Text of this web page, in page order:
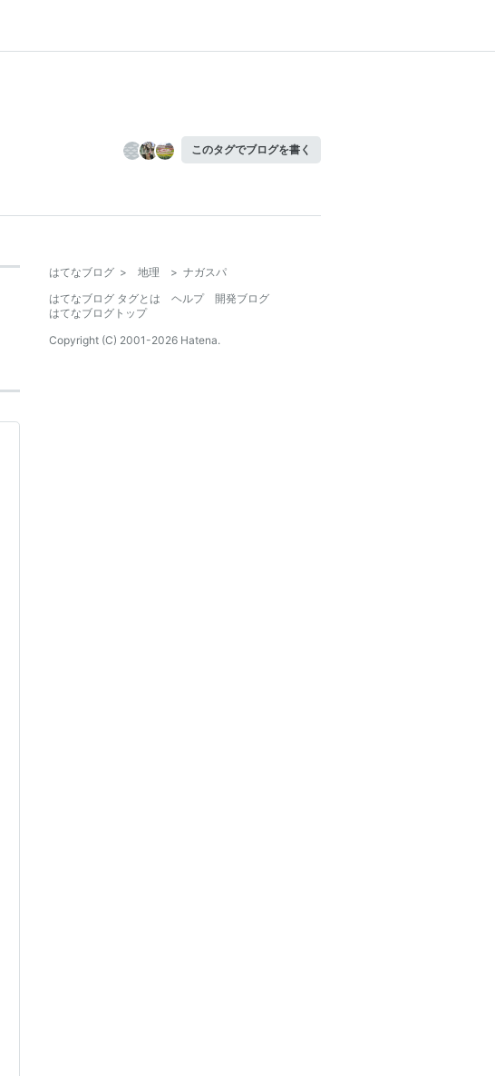
このタグでブログを書く
はてなブログ > 地理 > ナガスパ
はてなブログ タグとは
ヘルプ
開発ブログ
はてなブログトップ
Copyright (C) 2001-2026 Hatena.